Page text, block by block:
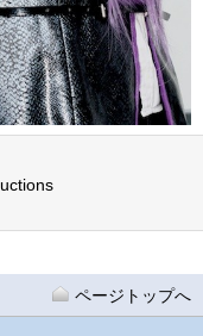
ページトップへ